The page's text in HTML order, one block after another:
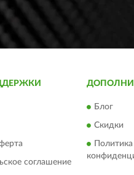
соглашение
Блог
Скидки
Политика